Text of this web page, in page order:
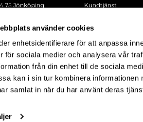
använder cookies
enhetsidentifierare för att anpassa
för sociala medier och analysera vår
från din enhet till de sociala
kan i sin tur kombinera
samlat in när du har använt deras
75 Jönköping
info@theofils.se
nr 556154-8925
835-7378
Kundtjänst